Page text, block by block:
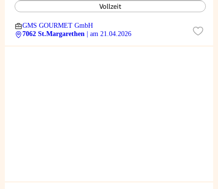
Vollzeit
GMS GOURMET GmbH
7062 St.Margarethen
| am 21.04.2026